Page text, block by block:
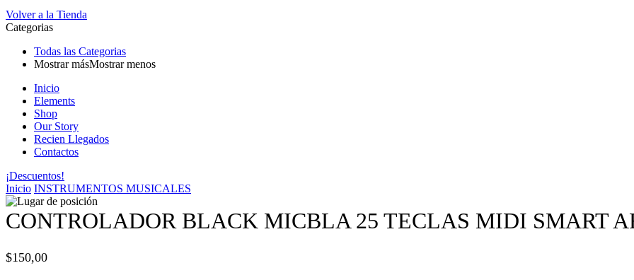
Volver a la Tienda
Categorias
Todas las Categorias
Mostrar másMostrar menos
Inicio
Elements
Shop
Our Story
Recien Llegados
Contactos
¡Descuentos!
Inicio INSTRUMENTOS MUSICALES
CONTROLADOR BLACK MICBLA 25 TECLAS MIDI SMART
$150,00